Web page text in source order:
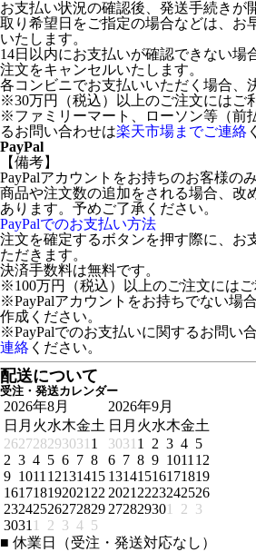
お支払い状況の確認後、発送手続きが
取り希望日をご指定の場合などは、お
いたします。
14日以内にお支払いが確認できない場
注文をキャンセルいたします。
各コンビニでお支払いいただく場合、
※30万円（税込）以上のご注文にはご
※ファミリーマート、ローソン等（前
るお問い合わせは楽天市場までご連絡
PayPal
【備考】
PayPalアカウントをお持ちのお客様の
商品や注文数の追加をされる場合、改
あります。予めご了承ください。
PayPalでのお支払い方法
注文を確定するボタンを押す際に、お
ただきます。
決済手数料は無料です。
※100万円（税込）以上のご注文にはご
※PayPalアカウントをお持ちでない場
作成ください。
※PayPalでのお支払いに関するお問い
連絡 ください。
配送について
受注・発送カレンダー
2026年8月
日 月 火水木金土
262728293031 1
2 3 4 5 6 7 8
9 1011 12131415
161718192021 22
23242526272829
3031 1 2 3 4 5
2026年9月
日 月 火水木金土
3031 1 2 3 4 5
6 7 8 9 1011 12
13141516171819
2021 2223242526
272829301 2 3
■ 休業日（受注・発送対応なし）